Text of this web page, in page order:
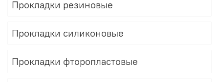
Прокладки резиновые
Прокладки силиконовые
Прокладки фторопластовые